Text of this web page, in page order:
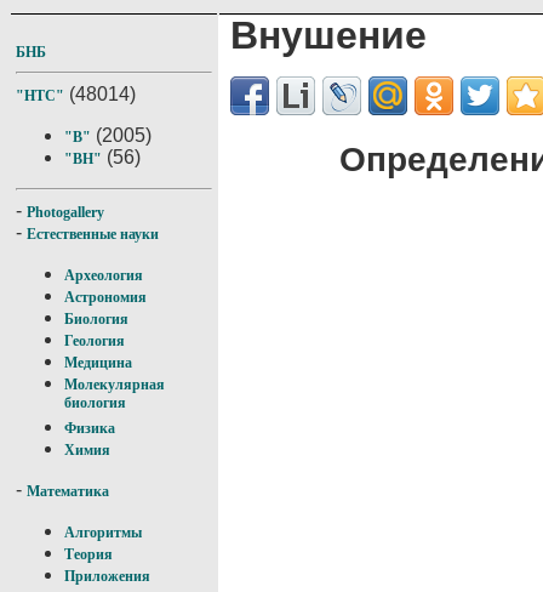
БНБ
"НТС" (48014)
"В" (2005)
"ВН" (56)
- Photogallery
- Естественные науки
Археология
Астрономия
Биология
Геология
Медицина
Молекулярная
биология
Физика
Химия
- Математика
Алгоритмы
Теория
Приложения
Внушение